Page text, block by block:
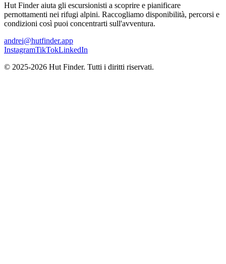
Hut Finder aiuta gli escursionisti a scoprire e pianificare
pernottamenti nei rifugi alpini. Raccogliamo disponibilità, percorsi e
condizioni così puoi concentrarti sull'avventura.
andrei@hutfinder.app
InstagramTikTokLinkedIn
© 2025-2026 Hut Finder. Tutti i diritti riservati.